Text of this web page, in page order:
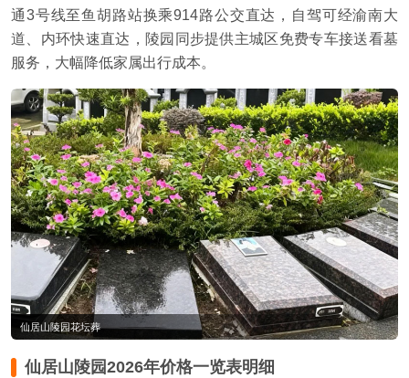
通3号线至鱼胡路站换乘914路公交直达，自驾可经渝南大
道、内环快速直达，陵园同步提供主城区免费专车接送看墓
服务，大幅降低家属出行成本。
仙居山陵园花坛葬
仙居山陵园2026年价格一览表明细